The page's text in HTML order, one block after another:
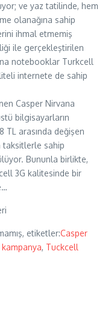
ve yaz tatilinde, hem
olanağına sahip
ihmal etmemiş
ile gerçekleştirilen
notebooklar Turkcell
internete de sahip
Casper Nirvana
bilgisayarların
TL arasında değişen
taksitlerle sahip
Bununla birlikte,
3G kalitesinde bir
etiketler:Casper
, Tuckcell